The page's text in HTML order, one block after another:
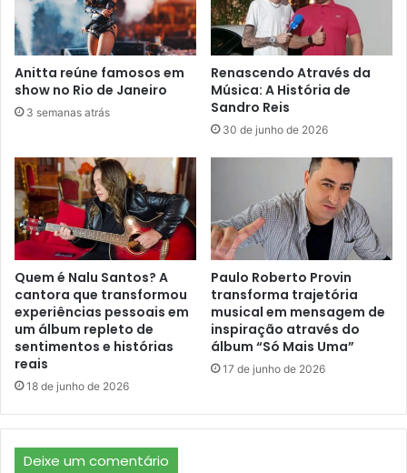
Anitta reúne famosos em
show no Rio de Janeiro
3 semanas atrás
Renascendo Através da
Música: A História de
Sandro Reis
30 de junho de 2026
Quem é Nalu Santos? A
cantora que transformou
experiências pessoais em
um álbum repleto de
sentimentos e histórias
reais
18 de junho de 2026
Paulo Roberto Provin
transforma trajetória
musical em mensagem de
inspiração através do
álbum “Só Mais Uma”
17 de junho de 2026
Deixe um comentário